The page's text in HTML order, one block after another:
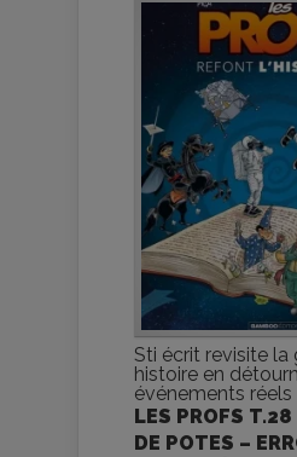
Sti écrit revisite la
histoire en
événements réels
LES PROFS T.28
DE POTES –